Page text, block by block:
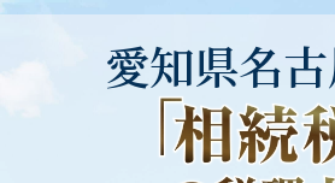
愛知県名